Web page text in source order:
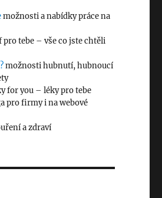
možnosti a nabídky práce na
pro tebe – vše co jste chtěli
možnosti hubnutí, hubnoucí
for you – léky pro tebe
pro firmy i na webové
a zdraví